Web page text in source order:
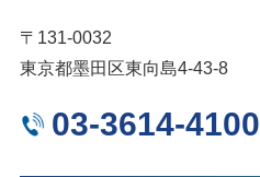
〒131-0032
東京都墨田区東向島4-43-8
03-3614-4100